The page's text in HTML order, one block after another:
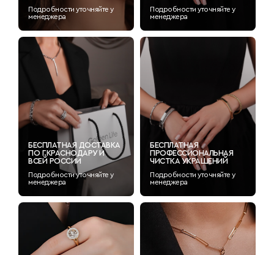
Подробности уточняйте у
менеджера
Подробности уточняйте у
менеджера
БЕСПЛАТНАЯ ДОСТАВКА
ПО Г.КРАСНОДАРУ И
ВСЕЙ РОССИИ
Подробности уточняйте у
менеджера
БЕСПЛАТНАЯ
ПРОФЕССИОНАЛЬНАЯ
ЧИСТКА УКРАШЕНИЙ
Подробности уточняйте у
менеджера